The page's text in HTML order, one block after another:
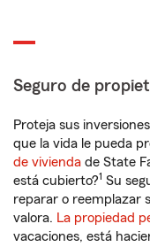
Seguro de
Proteja sus
que la vida le pueda
de vivienda de State
está cubierto?1 Su
reparar o reemplazar
valora. La propiedad
vacaciones, está